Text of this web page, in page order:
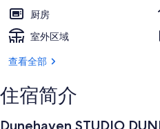
厨房
室外区域
查看全部
住宿简介
Dunehaven STUDIO